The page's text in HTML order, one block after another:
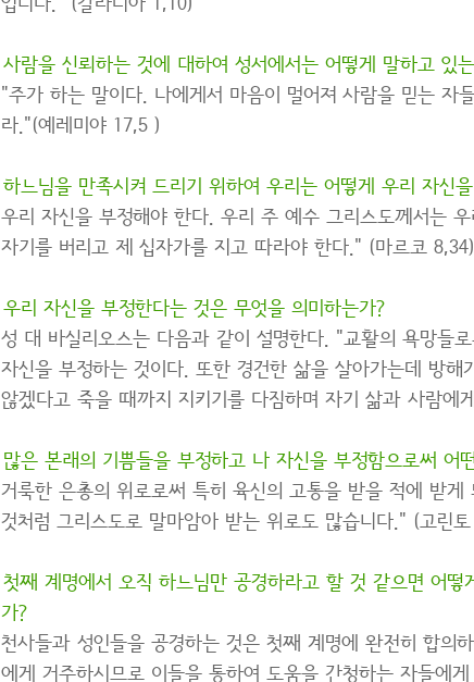
입니다." (갈라디아 1,10)
사람을 신뢰하는 것에 대하여 성서에서는 어떻게 말하고 있
"주가 하는 말이다. 나에게서 마음이 멀어져 사람을 믿는 자
라."(예레미야 17,5 )
하느님을 만족시켜 드리기 위하여 우리는 어떻게 우리 자신
우리 자신을 부정해야 한다. 우리 주 예수 그리스도께서는
자기를 버리고 제 십자가를 지고 따라야 한다." (마르코 8,34)
우리 자신을 부정한다는 것은 무엇을 의미하는가?
성 대 바실리오스는 다음과 같이 설명한다. "교활의 욕망들
자신을 부정하는 것이다. 또한 경건한 삶을 살아가는데 방
않겠다고 죽을 때까지 지키기를 다짐하며 자기 삶과 사람에
많은 본래의 기쁨들을 부정하고 나 자신을 부정함으로써 어
거룩한 은총의 위로로써 특히 육신의 고통을 받을 적에 받
것처럼 그리스도로 말마암아 받는 위로도 많습니다." (고린
첫째 계명에서 오직 하느님만 공경하라고 할 것 같으면 어
가?
천사들과 성인들을 공경하는 것은 첫째 계명에 완전히 합의
에게 거주하시므로 이들을 통하여 도움을 간청하는 자들에